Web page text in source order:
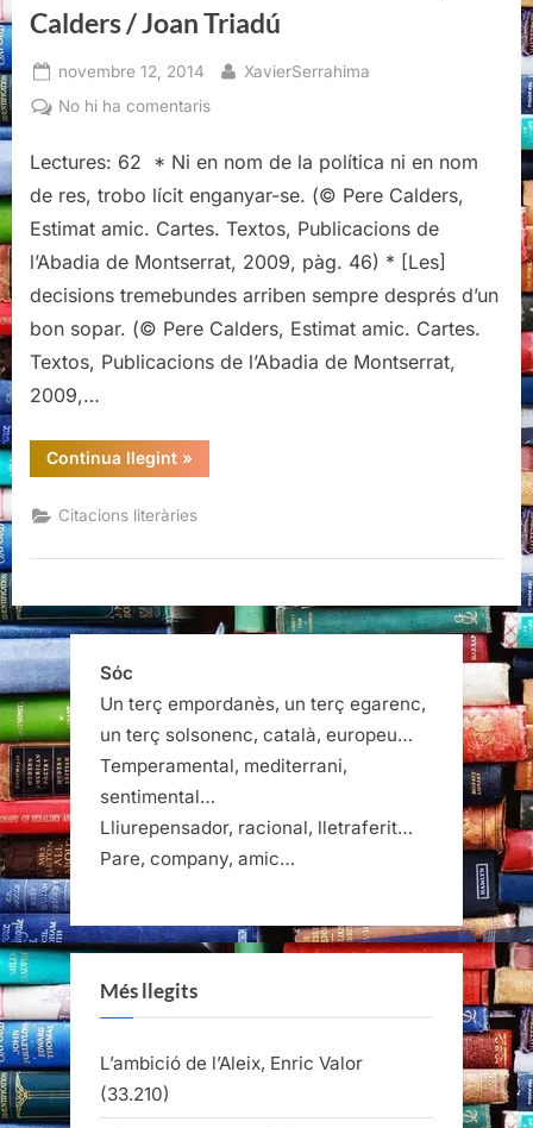
Calders / Joan Triadú
Posted
on
novembre 12, 2014 By
XavierSerrahima
No hi ha comentarisa
literàries
Pere
Calders
/
Joan
Triadú
Lectures: 62 * Ni en nom de la política ni en nom
de res, trobo lícit enganyar-se. (© Pere Calders,
Estimat amic. Cartes. Textos, Publicacions de
l’Abadia de Montserrat, 2009, pàg. 46) * [Les]
decisions tremebundes arriben sempre després d’un
bon sopar. (© Pere Calders, Estimat amic. Cartes.
Textos, Publicacions de l’Abadia de Montserrat,
2009,…
Continua llegint“Citacions
literàries
amic,
Pere
/
»
Citacions literàries
Sóc
Un terç empordanès, un terç egarenc,
un terç solsonenc, català, europeu…
Temperamental, mediterrani,
sentimental…
Lliurepensador, racional, lletraferit…
Pare, company, amic…
Més llegits
L’ambició de l’Aleix, Enric Valor
(33.210)